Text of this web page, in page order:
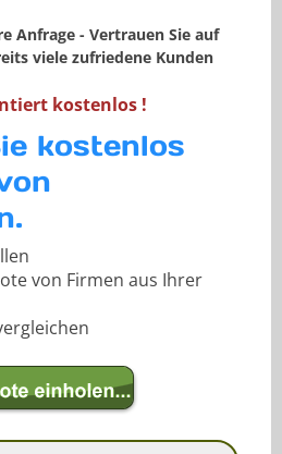
Anfrage - Vertrauen Sie auf
viele zufriedene Kunden
kostenlos !
kostenlos
von Firmen aus Ihrer